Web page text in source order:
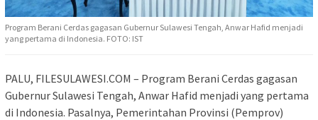
Program Berani Cerdas gagasan Gubernur Sulawesi Tengah, Anwar Hafid menjadi
yang pertama di Indonesia. FOTO: IST
PALU, FILESULAWESI.COM – Program Berani Cerdas gagasan
Gubernur Sulawesi Tengah, Anwar Hafid menjadi yang pertama
di Indonesia. Pasalnya, Pemerintahan Provinsi (Pemprov)